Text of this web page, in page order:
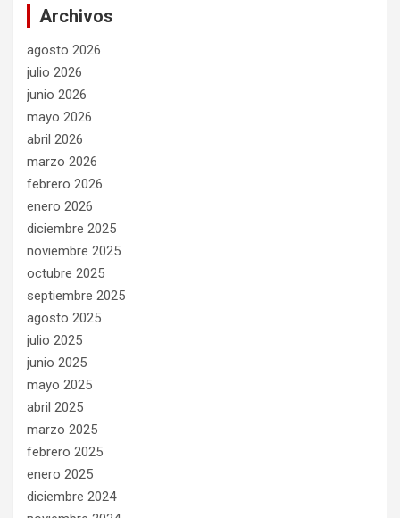
Archivos
agosto 2026
julio 2026
junio 2026
mayo 2026
abril 2026
marzo 2026
febrero 2026
enero 2026
diciembre 2025
noviembre 2025
octubre 2025
septiembre 2025
agosto 2025
julio 2025
junio 2025
mayo 2025
abril 2025
marzo 2025
febrero 2025
enero 2025
diciembre 2024